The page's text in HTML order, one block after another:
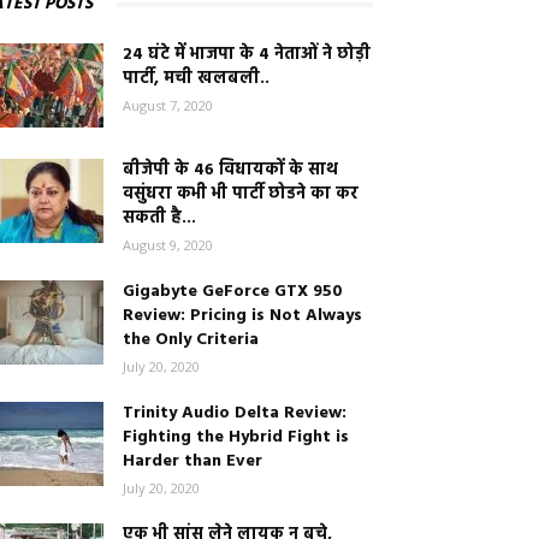
24 घंटे में भाजपा के 4 नेताओं ने छोड़ी
पार्टी, मची खलबली..
August 7, 2020
बीजेपी के 46 विधायकों के साथ
वसुंधरा कभी भी पार्टी छोडने का कर
सकती है...
August 9, 2020
Gigabyte GeForce GTX 950
Review: Pricing is Not Always
the Only Criteria
July 20, 2020
Trinity Audio Delta Review:
Fighting the Hybrid Fight is
Harder than Ever
July 20, 2020